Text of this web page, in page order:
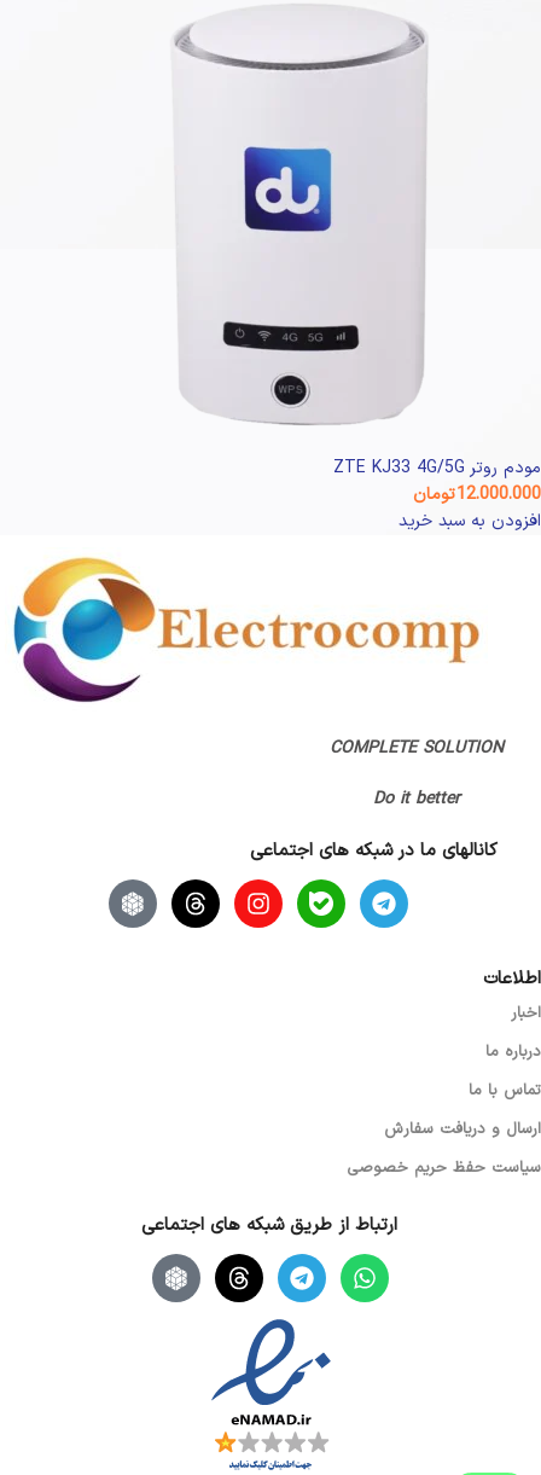
مودم روتر ZTE KJ33 4G/5G
12.000.000تومان
افزودن به سبد خرید
COMPLETE SOLUTION
Do it better
کانالهای ما در شبکه های اجتماعی
اطلاعات
اخبار
درباره ما
تماس با ما
ارسال و دریافت سفارش
سیاست حفظ حریم خصوصی
ارتباط از طریق شبکه های اجتماعی